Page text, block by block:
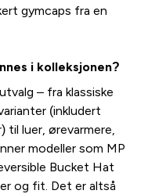
gymcaps fra en
i kolleksjonen?
– fra klassiske
(inkludert
til luer, ørevarmere,
modeller som MP
Bucket Hat
og fit. Det er altså